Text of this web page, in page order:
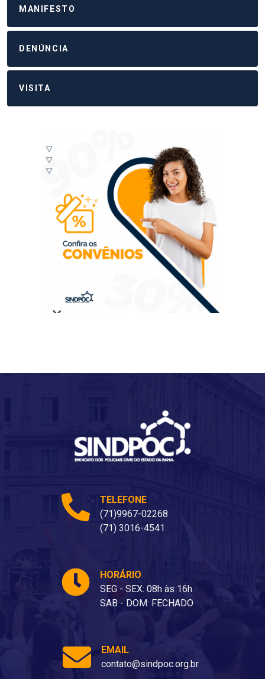
MANIFESTO
DENÚNCIA
VISITA
TELEFONE
(71)9967-02268
(71) 3016-4541
HORÁRIO
SEG - SEX: 08h às 16h
SAB - DOM: FECHADO
EMAIL
contato@sindpoc.org.br